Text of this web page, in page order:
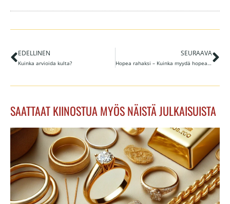
Prev
EDELLINEN
Kuinka arvioida kulta?
SEURAAVA
Hopea rahaksi – Kuinka myydä hopeaa helposti ja turvallisesti
SAATTAAT KIINOSTUA MYÖS NÄISTÄ JULKAISUISTA